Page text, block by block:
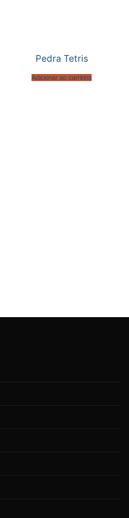
Pedra Tetris
Adicionar ao carrinho